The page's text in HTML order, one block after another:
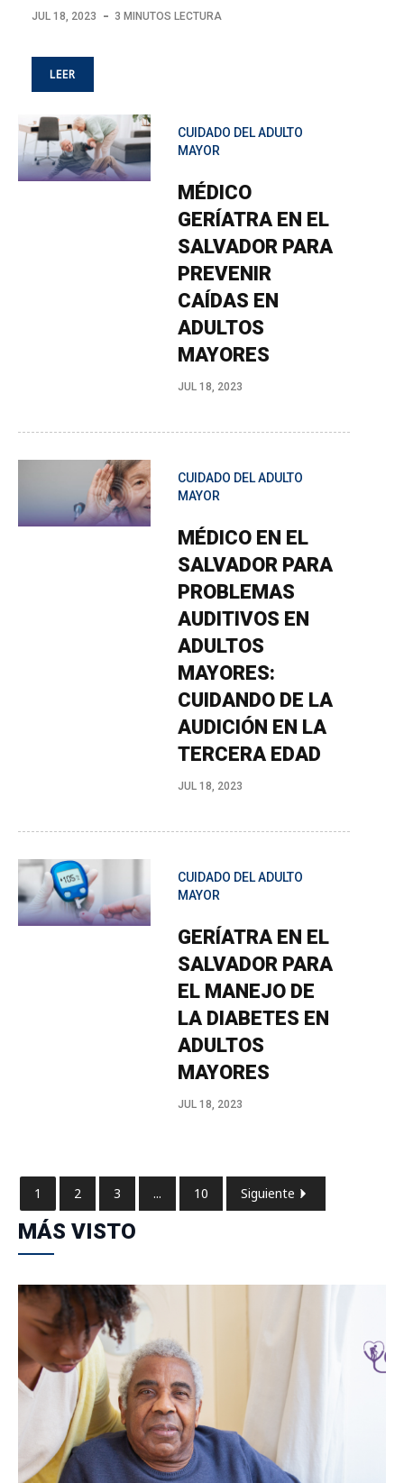
JUL 18, 2023 3 MINUTOS LECTURA
LEER
CUIDADO DEL ADULTO
MAYOR
MÉDICO
GERÍATRA EN EL
SALVADOR PARA
PREVENIR
CAÍDAS EN
ADULTOS
MAYORES
JUL 18, 2023
CUIDADO DEL ADULTO
MAYOR
MÉDICO EN EL
SALVADOR PARA
PROBLEMAS
AUDITIVOS EN
ADULTOS
MAYORES:
CUIDANDO DE LA
AUDICIÓN EN LA
TERCERA EDAD
JUL 18, 2023
CUIDADO DEL ADULTO
MAYOR
GERÍATRA EN EL
SALVADOR PARA
EL MANEJO DE
LA DIABETES EN
ADULTOS
MAYORES
JUL 18, 2023
1 2 3 ... 10 Siguiente
MÁS VISTO